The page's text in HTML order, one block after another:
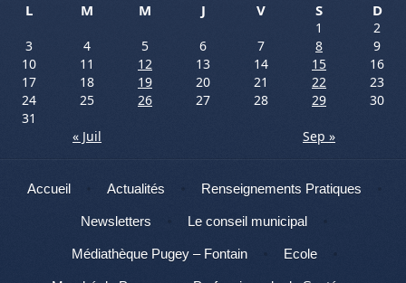
L
M M J V S D
1
2
3
4 5 6 7 8
9
10
11 12 13 14 15
16
17
18 19 20 21 22
23
24
25 26 27 28 29
30
31
« Juil
Sep »
Menu
Aller au contenu
Accueil Actualités Renseignements Pratiques
Newsletters Le conseil municipal
Médiathèque Pugey – Fontain Ecole